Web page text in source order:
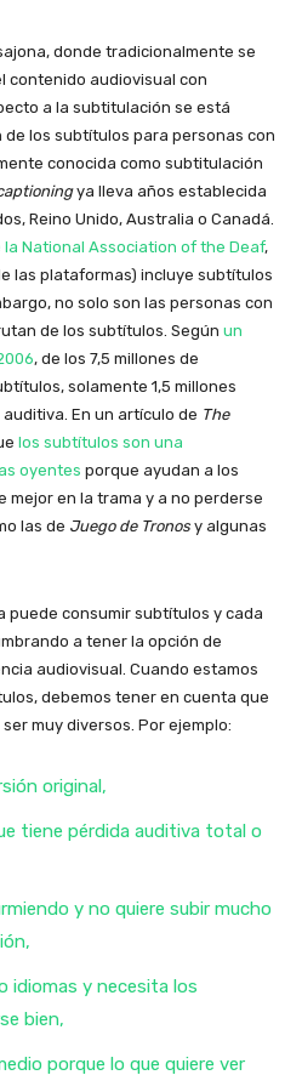
donde tradicionalmente se
contenido audiovisual con
a la subtitulación se está
los subtítulos para personas con
conocida como subtitulación
ya lleva años establecida
Reino Unido, Australia o Canadá.
National Association of the Deaf,
las plataformas) incluye subtítulos
no solo son las personas con
de los subtítulos. Según un
, de los 7,5 millones de
solamente 1,5 millones
En un artículo de The
los subtítulos son una
oyentes porque ayudan a los
en la trama y a no perderse
las de Juego de Tronos y algunas
puede consumir subtítulos y cada
a tener la opción de
audiovisual. Cuando estamos
debemos tener en cuenta que
muy diversos. Por ejemplo:
original,
tiene pérdida auditiva total o
y no quiere subir mucho
idiomas y necesita los
bien,
porque lo que quiere ver